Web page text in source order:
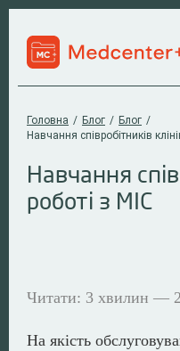
Головна / Блог / Блог /
Навчання співробітників
Навчання
роботі з МІС
Читати: 3 хвилин —
На якість